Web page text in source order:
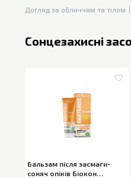
Догляд за обличчям та тілом
Сонцезахисні
Бальзам після засмаги-
соняч опіків Біокон